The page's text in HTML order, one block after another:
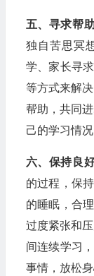
五、寻求帮
独自苦思冥
学、家长寻
等方式来解
帮助，共同
己的学习情
六、保持良
的过程，保
的睡眠，合
过度紧张和
间连续学习
事情，放松